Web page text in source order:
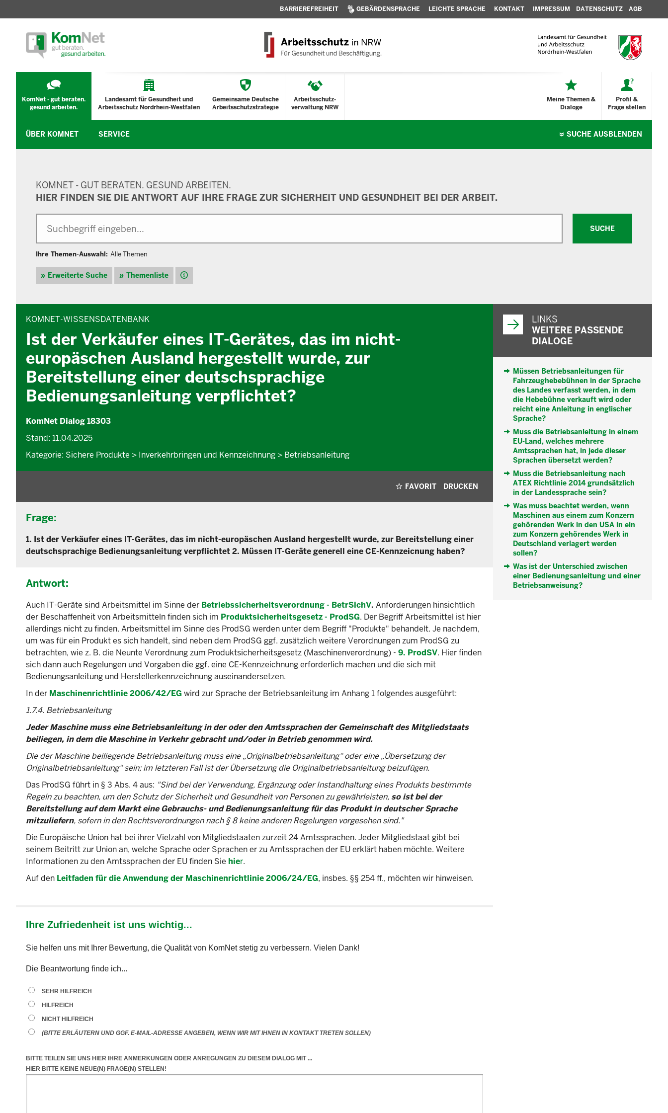
BARRIEREFREIHEIT GEBÄRDENSPRACHE LEICHTE SPRACHE KONTAKT IMPRESSUM DATENSCHUTZ AGB
KomNet - gut beraten.
gesund arbeiten.
Landesamt für Gesundheit und
Arbeitsschutz Nordrhein-Westfalen
Gemeinsame Deutsche
Arbeitsschutzstrategie
Arbeitsschutz-
verwaltung NRW
Profil &
Frage stellen
Meine Themen &
Dialoge
ÜBER KOMNET SERVICE SUCHE AUSBLENDEN
KOMNET - GUT BERATEN. GESUND ARBEITEN.
HIER FINDEN SIE DIE ANTWORT AUF IHRE FRAGE ZUR SICHERHEIT UND GESUNDHEIT BEI DER ARBEIT.
SUCHE
Ihre Themen-Auswahl: Alle Themen
Erweiterte Suche Themenliste Hilfe
KOMNET-WISSENSDATENBANK
Ist der Verkäufer eines IT-Gerätes, das im nicht-
europäschen Ausland hergestellt wurde, zur
Bereitstellung einer deutschsprachige
Bedienungsanleitung verpflichtet?
KomNet Dialog 18303
Stand: 11.04.2025
Kategorie: Sichere Produkte > Inverkehrbringen und Kennzeichnung > Betriebsanleitung
FAVORIT DRUCKEN
Frage:
1. Ist der Verkäufer eines IT-Gerätes, das im nicht-europäschen Ausland hergestellt wurde, zur Bereitstellung einer
deutschsprachige Bedienungsanleitung verpflichtet 2. Müssen IT-Geräte generell eine CE-Kennzeicnung haben?
Antwort:
Auch IT-Geräte sind Arbeitsmittel im Sinne der Betriebssicherheitsverordnung - BetrSichV. Anforderungen hinsichtlich
der Beschaffenheit von Arbeitsmitteln finden sich im Produktsicherheitsgesetz - ProdSG. Der Begriff Arbeitsmittel ist hier
allerdings nicht zu finden. Arbeitsmittel im Sinne des ProdSG werden unter dem Begriff "Produkte" behandelt. Je nachdem,
um was für ein Produkt es sich handelt, sind neben dem ProdSG ggf. zusätzlich weitere Verordnungen zum ProdSG zu
betrachten, wie z. B. die Neunte Verordnung zum Produktsicherheitsgesetz (Maschinenverordnung) - 9. ProdSV. Hier finden
sich dann auch Regelungen und Vorgaben die ggf. eine CE-Kennzeichnung erforderlich machen und die sich mit
Bedienungsanleitung und Herstellerkennzeichnung auseinandersetzen.
In der Maschinenrichtlinie 2006/42/EG wird zur Sprache der Betriebsanleitung im Anhang 1 folgendes ausgeführt:
1.7.4. Betriebsanleitung
Jeder Maschine muss eine Betriebsanleitung in der oder den Amtssprachen der Gemeinschaft des Mitgliedstaats
beiliegen, in dem die Maschine in Verkehr gebracht und/oder in Betrieb genommen wird.
Die der Maschine beiliegende Betriebsanleitung muss eine „Originalbetriebsanleitung“ oder eine „Übersetzung der
Originalbetriebsanleitung“ sein; im letzteren Fall ist der Übersetzung die Originalbetriebsanleitung beizufügen.
Das ProdSG führt in § 3 Abs. 4 aus: "Sind bei der Verwendung, Ergänzung oder Instandhaltung eines Produkts bestimmte
Regeln zu beachten, um den Schutz der Sicherheit und Gesundheit von Personen zu gewährleisten,so ist bei der
Bereitstellung auf dem Markt eine Gebrauchs- und Bedienungsanleitung für das Produkt in deutscher Sprache
mitzuliefern, sofern in den Rechtsverordnungen nach § 8 keine anderen Regelungen vorgesehen sind."
Die Europäische Union hat bei ihrer Vielzahl von Mitgliedstaaten zurzeit 24 Amtssprachen. Jeder Mitgliedstaat gibt bei
seinem Beitritt zur Union an, welche Sprache oder Sprachen er zu Amtssprachen der EU erklärt haben möchte. Weitere
Informationen zu den Amtssprachen der EU finden Sie hier.
Auf den Leitfaden für die Anwendung der Maschinenrichtlinie 2006/24/EG, insbes. §§ 254 ff., möchten wir hinweisen.
LINKS
WEITERE PASSENDE
DIALOGE
Müssen Betriebsanleitungen für
Fahrzeughebebühnen in der Sprache
des Landes verfasst werden, in dem
die Hebebühne verkauft wird oder
reicht eine Anleitung in englischer
Sprache?
Muss die Betriebsanleitung in einem
EU-Land, welches mehrere
Amtssprachen hat, in jede dieser
Sprachen übersetzt werden?
Muss die Betriebsanleitung nach
ATEX Richtlinie 2014 grundsätzlich
in der Landessprache sein?
Was muss beachtet werden, wenn
Maschinen aus einem zum Konzern
gehörenden Werk in den USA in ein
zum Konzern gehörendes Werk in
Deutschland verlagert werden
sollen?
Was ist der Unterschied zwischen
einer Bedienungsanleitung und einer
Betriebsanweisung?